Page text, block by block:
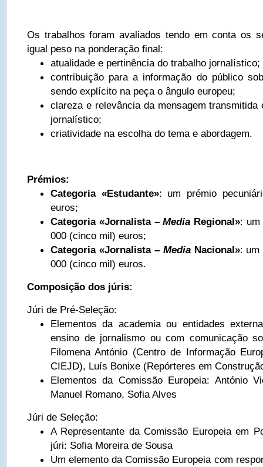
Os trabalhos foram avaliados tendo em conta os
igual peso na ponderação final:
atualidade e pertinência do trabalho jornalístico;
contribuição para a informação do público
sendo explícito na peça o ângulo europeu;
clareza e relevância da mensagem transmitida
jornalístico;
criatividade na escolha do tema e abordagem.
Prémios:
Categoria «Estudante»: um prémio
euros;
Categoria «Jornalista –Media Regional»: um
000 (cinco mil) euros;
Categoria «Jornalista – MediaNacional»: um
000 (cinco mil) euros.
Composição dos júris:
Júri de Pré-Seleção:
Elementos da academia ou entidades
ensino de jornalismo ou com comunicação
Filomena António (Centro de Informação
CIEJD), Luís Bonixe (Repórteres em
Elementos da Comissão Europeia: António
Manuel Romano, Sofia Alves
Júri de Seleção:
A Representante da Comissão Europeia em
júri: Sofia Moreira de Sousa
Um elemento da Comissão Europeia com